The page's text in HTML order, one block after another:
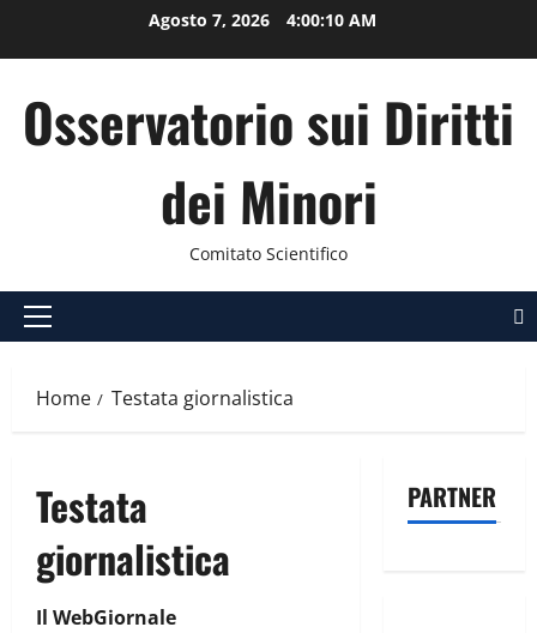
Agosto 7, 2026 4:00:10 AM
Osservatorio sui Diritti
dei Minori
Comitato Scientifico
Menu
Home Testata giornalistica
Testata
giornalistica
Il WebGiornale
PARTNER